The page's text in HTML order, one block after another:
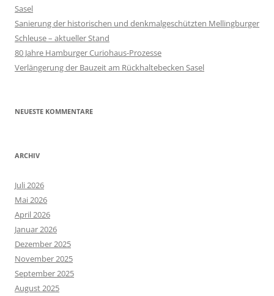
Sasel
Sanierung der historischen und denkmalgeschützten Mellingburger
Schleuse – aktueller Stand
80 Jahre Hamburger Curiohaus-Prozesse
Verlängerung der Bauzeit am Rückhaltebecken Sasel
NEUESTE KOMMENTARE
ARCHIV
Juli 2026
Mai 2026
April 2026
Januar 2026
Dezember 2025
November 2025
September 2025
August 2025